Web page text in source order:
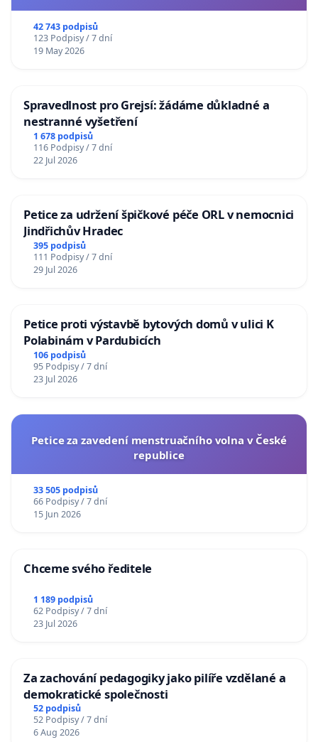
42 743 podpisů
123 Podpisy / 7 dní
19 May 2026
Spravedlnost pro Grejsí: žádáme důkladné a
nestranné vyšetření
1 678 podpisů
116 Podpisy / 7 dní
22 Jul 2026
Petice za udržení špičkové péče ORL v nemocnici
Jindřichův Hradec
395 podpisů
111 Podpisy / 7 dní
29 Jul 2026
Petice proti výstavbě bytových domů v ulici K
Polabinám v Pardubicích
106 podpisů
95 Podpisy / 7 dní
23 Jul 2026
Petice za zavedení menstruačního volna v České
republice
33 505 podpisů
66 Podpisy / 7 dní
15 Jun 2026
Chceme svého ředitele
1 189 podpisů
62 Podpisy / 7 dní
23 Jul 2026
Za zachování pedagogiky jako pilíře vzdělané a
demokratické společnosti
52 podpisů
52 Podpisy / 7 dní
6 Aug 2026